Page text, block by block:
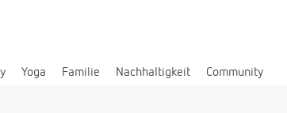
Yoga Familie Nachhaltigkeit Community